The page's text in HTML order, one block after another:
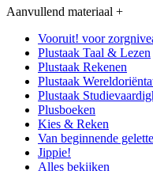
Aanvullend materiaal +
Vooruit! voor
Plustaak Taal & Lezen
Plustaak Rekenen
Plustaak
Plustaak
Plusboeken
Kies & Reken
Van beginnende
Jippie!
Alles bekijken